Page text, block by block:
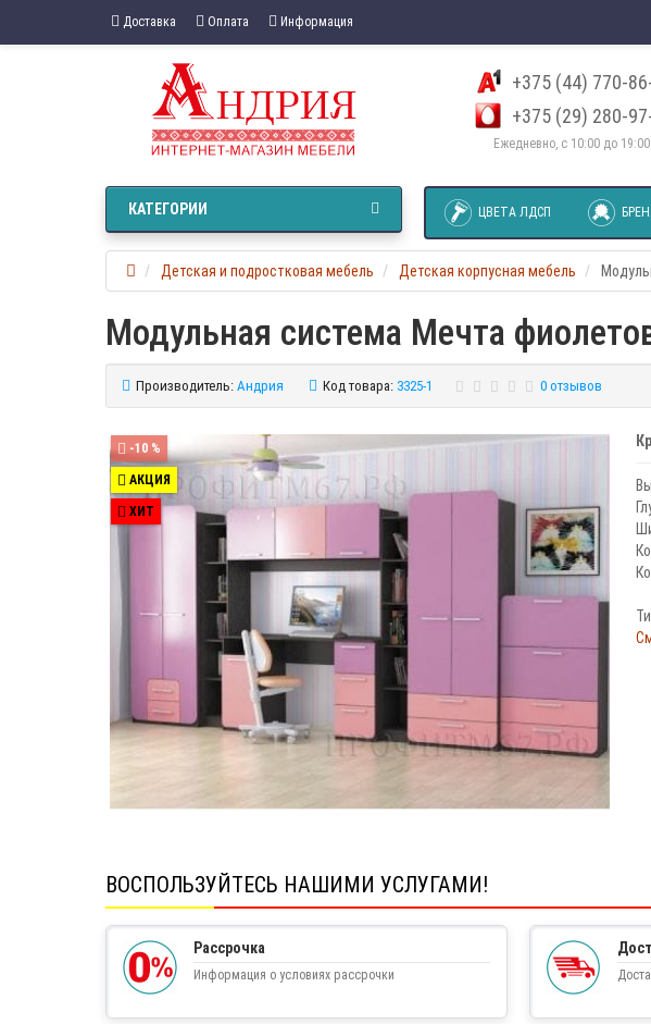
Доставка Оплата Информация
+375 (44) 770-
+375 (29) 280-
Ежедневно, с 10:00 до 19:00
ЦВЕТА ЛДСП
КАТЕГОРИИ
Детская и подростковая мебель Детская корпусная мебель
Модульная система Мечта
Производитель: Андрия Код товара: 3325-1 0 отзывов
-10 %
АКЦИЯ
ХИТ
ВОСПОЛЬЗУЙТЕСЬ НАШИМИ УСЛУГАМИ!
Рассрочка
Информация о условиях рассрочки